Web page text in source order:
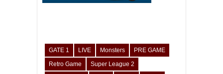
GATE 1 LIVE Monsters
PRE GAME
Retro Game
Super League 2